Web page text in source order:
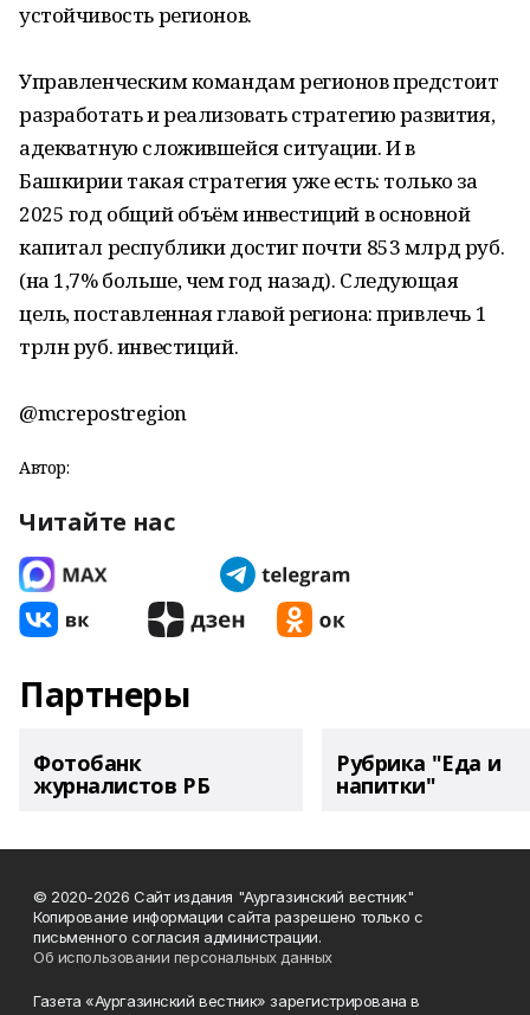
устойчивость регионов.
Управленческим командам регионов предстоит
разработать и реализовать стратегию развития,
адекватную сложившейся ситуации. И в
Башкирии такая стратегия уже есть: только за
2025 год общий объём инвестиций в основной
капитал республики достиг почти 853 млрд руб.
(на 1,7% больше, чем год назад). Следующая
цель, поставленная главой региона: привлечь 1
трлн руб. инвестиций.
@mcrepostregion
Автор:
Читайте нас
Партнеры
Фотобанк
журналистов РБ
Рубрика "Еда и
напитки"
© 2020-2026 Сайт издания "Аургазинский вестник"
Копирование информации сайта разрешено только с
письменного согласия администрации.
Об использовании персональных данных
Газета «Аургазинский вестник» зарегистрирована в